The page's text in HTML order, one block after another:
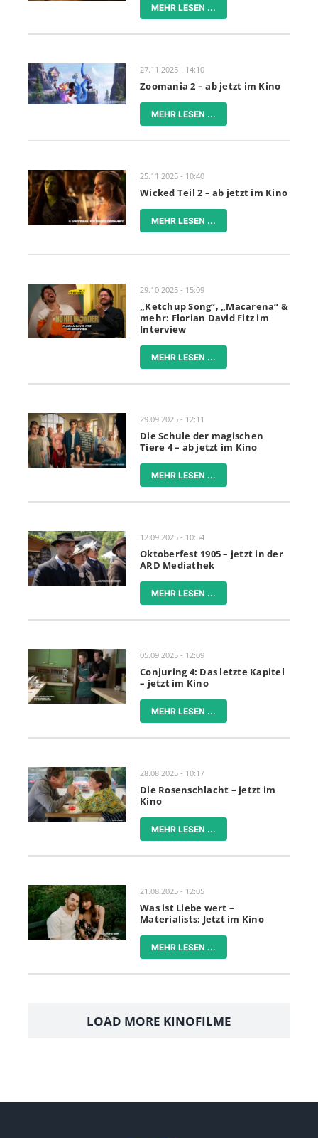
MEHR LESEN ...
27.11.2025 - 14:10
Zoomania 2 – ab jetzt im Kino
MEHR LESEN ...
25.11.2025 - 10:40
Wicked Teil 2 – ab jetzt im Kino
MEHR LESEN ...
29.10.2025 - 15:09
„Ketchup Song“, „Macarena“ &
mehr: Florian David Fitz im
Interview
MEHR LESEN ...
29.09.2025 - 12:11
Die Schule der magischen
Tiere 4 – ab jetzt im Kino
MEHR LESEN ...
12.09.2025 - 10:54
Oktoberfest 1905 – jetzt in der
ARD Mediathek
MEHR LESEN ...
05.09.2025 - 12:09
Conjuring 4: Das letzte Kapitel
– jetzt im Kino
MEHR LESEN ...
28.08.2025 - 10:17
Die Rosenschlacht – jetzt im
Kino
MEHR LESEN ...
21.08.2025 - 12:05
Was ist Liebe wert –
Materialists: Jetzt im Kino
MEHR LESEN ...
LOAD MORE KINOFILME